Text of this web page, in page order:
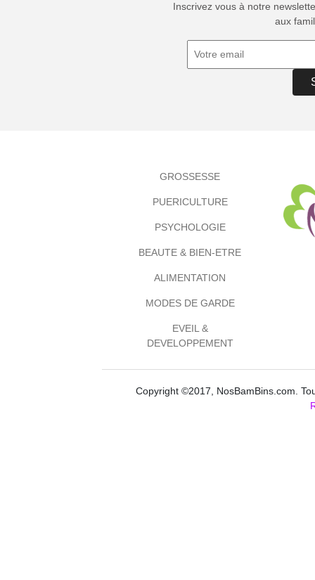
Inscrivez vous à notre
aux
GROSSESSE
PUERICULTURE
PSYCHOLOGIE
BEAUTE & BIEN-ETRE
ALIMENTATION
MODES DE GARDE
EVEIL &
DEVELOPPEMENT
Copyright ©2017, NosBamBins.com.